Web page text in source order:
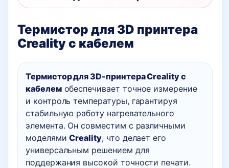
Термистор для 3D принтера
Creality с кабелем
Термистор для 3D-принтера Creality с
кабелемобеспечивает точное измерение
и контроль температуры, гарантируя
стабильную работу нагревательного
элемента. Он совместим с различными
моделямиCreality, что делает его
универсальным решением для
поддержания высокой точности печати.